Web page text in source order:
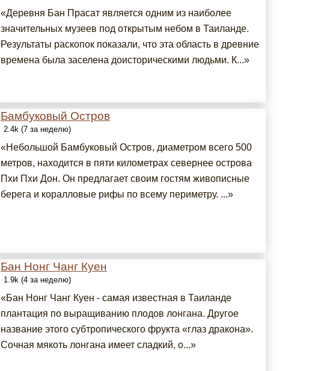
«Деревня Бан Прасат является одним из наиболее
значительных музеев под открытым небом в Таиланде.
Результаты раскопок показали, что эта область в древние
времена была заселена доисторическими людьми. К...»
Бамбуковый Остров
2.4k (7 за неделю)
«Небольшой Бамбуковый Остров, диаметром всего 500
метров, находится в пяти километрах севернее острова
Пхи Пхи Дон. Он предлагает своим гостям живописные
берега и коралловые рифы по всему периметру. ...»
Бан Нонг Чанг Куен
1.9k (4 за неделю)
«Бан Нонг Чанг Куен - самая известная в Таиланде
плантация по выращиванию плодов лонгана. Другое
название этого субтропического фрукта «глаз дракона».
Сочная мякоть лонгана имеет сладкий, о...»